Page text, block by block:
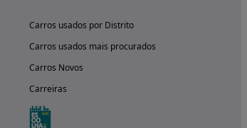
Carros usados por Distrito
Carros usados mais procurados
Carros Novos
Carreiras